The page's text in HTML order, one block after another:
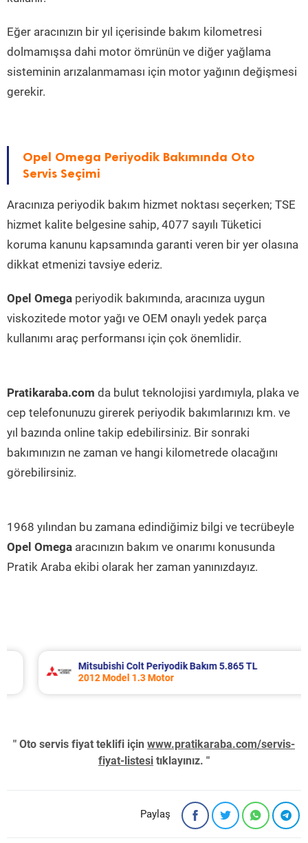
Eğer aracınızın bir yıl içerisinde bakım kilometresi
dolmamışsa dahi motor ömrünün ve diğer yağlama
sisteminin arızalanmaması için motor yağının değişmesi
gerekir.
Opel Omega Periyodik Bakımında Oto
Servis Seçimi
Aracınıza periyodik bakım hizmet noktası seçerken; TSE
hizmet kalite belgesine sahip, 4077 sayılı Tüketici
koruma kanunu kapsamında garanti veren bir yer olasına
dikkat etmenizi tavsiye ederiz.
Opel Omega periyodik bakımında, aracınıza uygun
viskozitede motor yağı ve OEM onaylı yedek parça
kullanımı araç performansı için çok önemlidir.
Pratikaraba.com da bulut teknolojisi yardımıyla, plaka ve
cep telefonunuzu girerek periyodik bakımlarınızı km. ve
yıl bazında online takip edebilirsiniz. Bir sonraki
bakımınızın ne zaman ve hangi kilometrede olacağını
görebilirsiniz.
1968 yılından bu zamana edindiğimiz bilgi ve tecrübeyle
Opel Omega aracınızın bakım ve onarımı konusunda
Pratik Araba ekibi olarak her zaman yanınızdayız.
Mitsubishi Colt Periyodik Bakım 5.865 TL
2012 Model 1.3 Motor
" Oto servis fiyat teklifi için www.pratikaraba.com/servis-
fiyat-listesi tıklayınız. "
Paylaş